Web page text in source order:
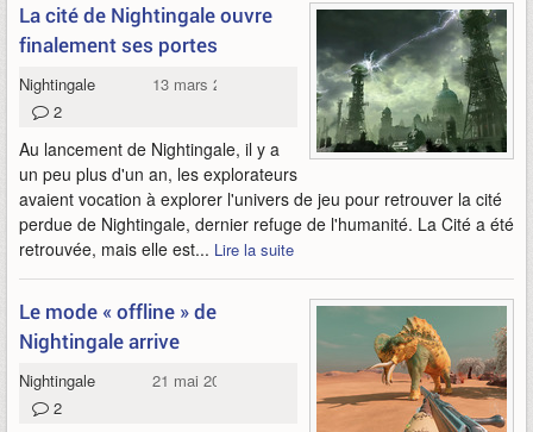
La cité de Nightingale ouvre
finalement ses portes
Nightingale
13 mars 2025
2
Au lancement de Nightingale, il y a
un peu plus d'un an, les explorateurs
avaient vocation à explorer l'univers de jeu pour retrouver la cité
perdue de Nightingale, dernier refuge de l'humanité. La Cité a été
retrouvée, mais elle est... Lire la suite
Le mode « offline » de
Nightingale arrive
Nightingale
21 mai 2024
2